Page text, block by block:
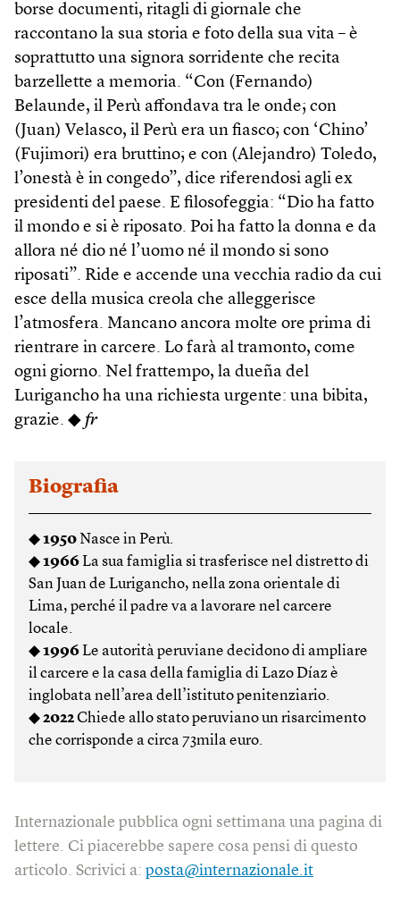
borse documenti, ritagli di giornale che
raccontano la sua storia e foto della sua vita – è
soprattutto una signora sorridente che recita
barzellette a memoria. “Con (Fernando)
Belaunde, il Perù affondava tra le onde; con
(Juan) Velasco, il Perù era un fiasco; con ‘Chino’
(Fujimori) era bruttino; e con (Alejandro) Toledo,
l’onestà è in congedo”, dice riferendosi agli ex
presidenti del paese. E filosofeggia: “Dio ha fatto
il mondo e si è riposato. Poi ha fatto la donna e da
allora né dio né l’uomo né il mondo si sono
riposati”. Ride e accende una vecchia radio da cui
esce della musica creola che alleggerisce
l’atmosfera. Mancano ancora molte ore prima di
rientrare in carcere. Lo farà al tramonto, come
ogni giorno. Nel frattempo, la dueña del
Lurigancho ha una richiesta urgente: una bibita,
grazie. ◆ fr
Biografia
◆1950 Nasce in Perù.
◆1966La sua famiglia si trasferisce nel distretto di
San Juan de Lurigancho, nella zona orientale di
Lima, perché il padre va a lavorare nel carcere
locale.
◆1996Le autorità peruviane decidono di ampliare
il carcere e la casa della famiglia di Lazo Díaz è
inglobata nell’area dell’istituto penitenziario.
◆2022Chiede allo stato peruviano un risarcimento
che corrisponde a circa 73mila euro.
Internazionale pubblica ogni settimana una pagina di
lettere. Ci piacerebbe sapere cosa pensi di questo
articolo. Scrivici a: posta@internazionale.it